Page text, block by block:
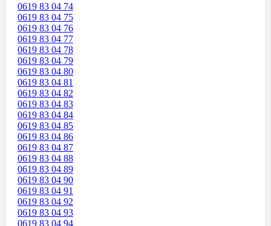
0619 83 04 74
0619 83 04 75
0619 83 04 76
0619 83 04 77
0619 83 04 78
0619 83 04 79
0619 83 04 80
0619 83 04 81
0619 83 04 82
0619 83 04 83
0619 83 04 84
0619 83 04 85
0619 83 04 86
0619 83 04 87
0619 83 04 88
0619 83 04 89
0619 83 04 90
0619 83 04 91
0619 83 04 92
0619 83 04 93
0619 83 04 94